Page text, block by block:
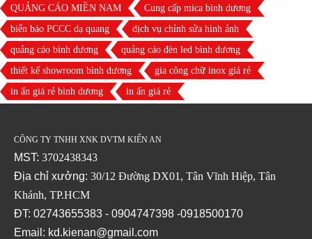
QUẢNG CÁO MIỀN NAM
Cung cấp mica bình dương
biển báo PCCC dạ quang
dịch vụ chỉnh sửa hình ảnh
quảng cáo bình dương
quảng cáo đèn led bình dương
thiết kế showroom bình dương
gia công chữ inox giá rẻ
in ấn giá rẻ bình dương
in ấn giá rẻ
CÔNG TY TNHH XNK DVTM KIẾN AN
MST: 3702438343
Địa chỉ xưởng: 30/12 Đường DX01, Tân Vĩnh Hiệp, Tân
Khánh, TP.HCM
ĐT: 02743655383 - 0904747398 -0918500170
Email: kd.kienan@gmail.com